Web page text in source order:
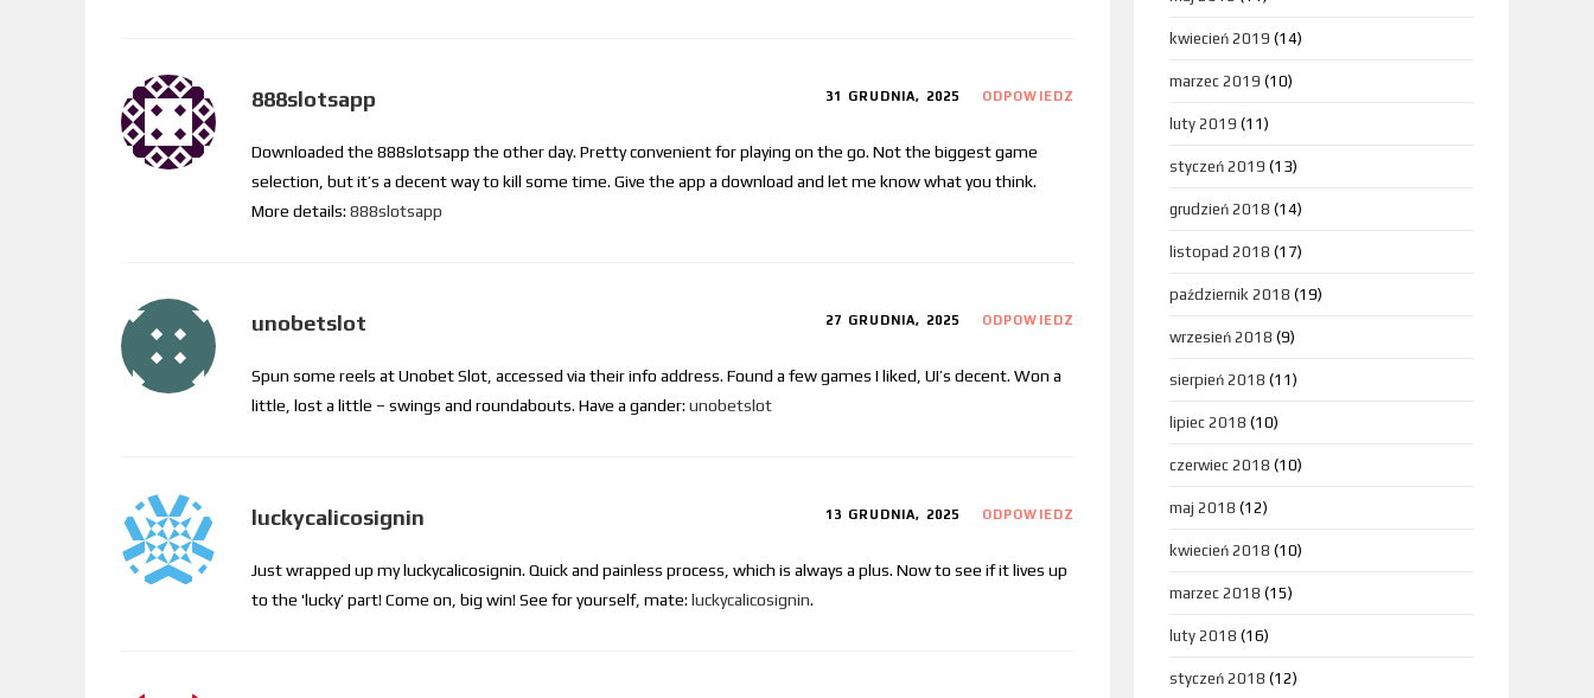
888slotsapp 31 GRUDNIA, 2025 ODPOWIEDZ
Downloaded the 888slotsapp the other day. Pretty convenient for playing on the go. Not the biggest game
selection, but it’s a decent way to kill some time. Give the app a download and let me know what you think.
More details: 888slotsapp
unobetslot 27 GRUDNIA, 2025 ODPOWIEDZ
Spun some reels at Unobet Slot, accessed via their info address. Found a few games I liked, UI’s decent. Won a
little, lost a little – swings and roundabouts. Have a gander: unobetslot
luckycalicosignin 13 GRUDNIA, 2025 ODPOWIEDZ
Just wrapped up my luckycalicosignin. Quick and painless process, which is always a plus. Now to see if it lives up
to the 'lucky’ part! Come on, big win! See for yourself, mate: luckycalicosignin.
kwiecień 2019 (14)
marzec 2019 (10)
luty 2019 (11)
styczeń 2019 (13)
grudzień 2018 (14)
listopad 2018 (17)
październik 2018 (19)
wrzesień 2018 (9)
sierpień 2018 (11)
lipiec 2018 (10)
czerwiec 2018 (10)
maj 2018 (12)
kwiecień 2018 (10)
marzec 2018 (15)
luty 2018 (16)
styczeń 2018 (12)